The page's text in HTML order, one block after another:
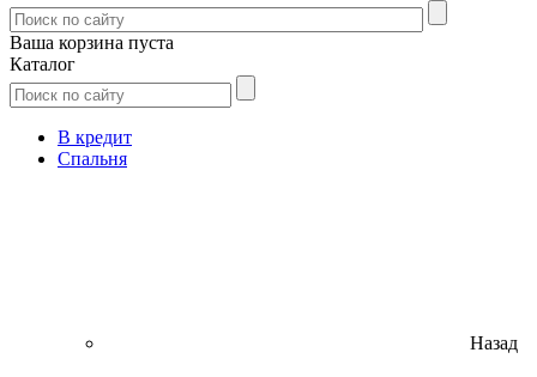
Ваша корзина пуста
Каталог
В кредит
Спальня
Назад